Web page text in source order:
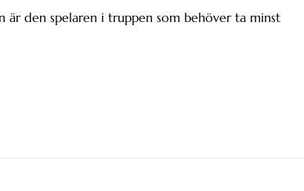
är den spelaren i truppen som behöver ta minst